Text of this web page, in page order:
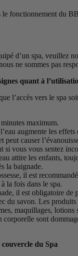
le fonctionnement du
d’un spa, veuillez
ne sommes pas
quant à
l’accès vers le spa
maximum.
augmente les effets
peut causer
si vous vous sentez
attire les enfants,
la baignade.
il est
la fois dans le spa.
il est obligatoire de
du savon. Les
maquillages, lotions
corporelle sont
du Spa